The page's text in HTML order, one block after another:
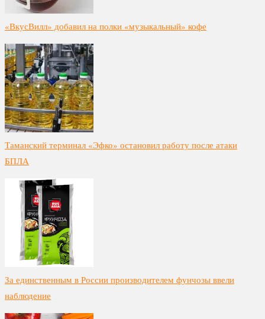
«ВкусВилл» добавил на полки «музыкальный» кофе
Таманский терминал «Эфко» остановил работу после атаки
БПЛА
За единственным в России производителем фунчозы ввели
наблюдение